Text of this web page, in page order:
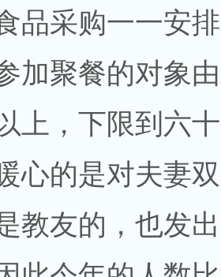
品采购一一安
加聚餐的对象
上，下限到六
心的是对夫妻
教友的，也发